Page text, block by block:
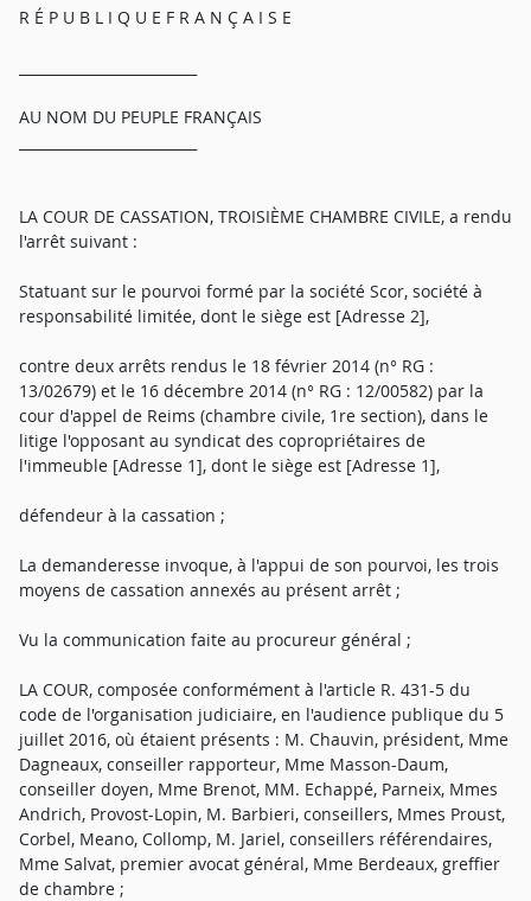
R É P U B L I Q U E F R A N Ç A I S E
AU NOM DU PEUPLE FRANÇAIS
LA COUR DE CASSATION, TROISIÈME CHAMBRE CIVILE, a rendu
l'arrêt suivant :
Statuant sur le pourvoi formé par la société Scor, société à
responsabilité limitée, dont le siège est [Adresse 2],
contre deux arrêts rendus le 18 février 2014 (n° RG :
13/02679) et le 16 décembre 2014 (n° RG : 12/00582) par la
cour d'appel de Reims (chambre civile, 1re section), dans le
litige l'opposant au syndicat des copropriétaires de
l'immeuble [Adresse 1], dont le siège est [Adresse 1],
défendeur à la cassation ;
La demanderesse invoque, à l'appui de son pourvoi, les trois
moyens de cassation annexés au présent arrêt ;
Vu la communication faite au procureur général ;
LA COUR, composée conformément à l'article R. 431-5 du
code de l'organisation judiciaire, en l'audience publique du 5
juillet 2016, où étaient présents : M. Chauvin, président, Mme
Dagneaux, conseiller rapporteur, Mme Masson-Daum,
conseiller doyen, Mme Brenot, MM. Echappé, Parneix, Mmes
Andrich, Provost-Lopin, M. Barbieri, conseillers, Mmes Proust,
Corbel, Meano, Collomp, M. Jariel, conseillers référendaires,
Mme Salvat, premier avocat général, Mme Berdeaux, greffier
de chambre ;